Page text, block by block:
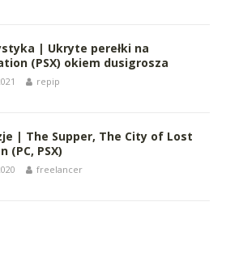
| Ukryte perełki na
(PSX) okiem dusigrosza
repip
| The Supper, The City of Lost
(PC, PSX)
freelancer